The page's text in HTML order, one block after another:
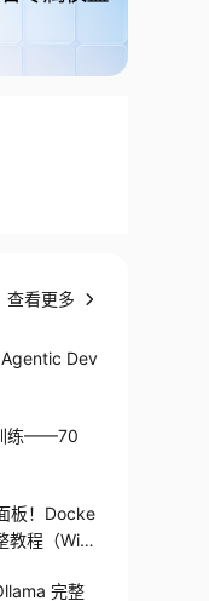
查看更多
Dev
练——70
板！Docke
教程（Win
完整